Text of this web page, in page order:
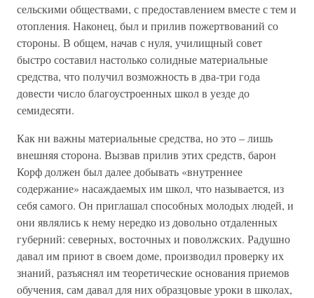
сельскими обществами, с предоставлением вместе с тем и
отопления. Наконец, был и прилив пожертвований со
стороны. В общем, начав с нуля, училищный совет
быстро составил настолько солидные материальные
средства, что получил возможность в два-три года
довести число благоустроенных школ в уезде до
семидесяти.
Как ни важны материальные средства, но это – лишь
внешняя сторона. Вызвав прилив этих средств, барон
Корф должен был далее добывать «внутреннее
содержание» насаждаемых им школ, что называется, из
себя самого. Он приглашал способных молодых людей, и
они являлись к нему нередко из довольно отдаленных
губерний: северных, восточных и поволжских. Радушно
давал им приют в своем доме, производил проверку их
знаний, разъяснял им теоретические основания приемов
обучения, сам давал для них образцовые уроки в школах,